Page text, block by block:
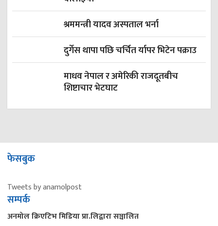
श्रममन्त्री यादव अस्पताल भर्ना
दुर्गेस थापा पछि चर्चित र्यापर भिटेन पक्राउ
माधव नेपाल र अमेरिकी राजदूतबीच
शिष्टाचार भेटघाट
फेसबुक
Tweets by anamolpost
सम्पर्क
अनमोल क्रिएटिभ मिडिया प्रा.लिद्वारा सञ्चालित